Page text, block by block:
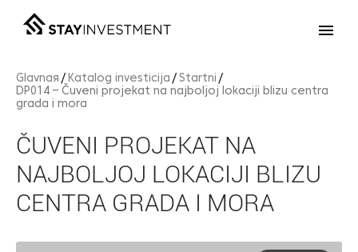
Glavnaя Katalog investicija
Startni
DP014 – Čuveni projekat na najboljoj lokaciji blizu centra
grada i mora
ČUVENI PROJEKAT NA
NAJBOLJOJ LOKACIJI BLIZU
CENTRA GRADA I MORA